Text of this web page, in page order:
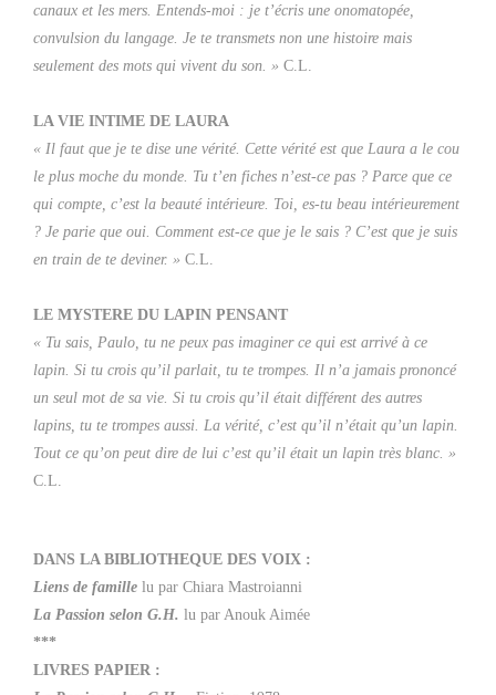
canaux et les mers. Entends-moi : je t’écris une onomatopée,
convulsion du langage. Je te transmets non une histoire mais
seulement des mots qui vivent du son. » C.L.
LA VIE INTIME DE LAURA
« Il faut que je te dise une vérité. Cette vérité est que Laura a le cou
le plus moche du monde. Tu t’en fiches n’est-ce pas ? Parce que ce
qui compte, c’est la beauté intérieure. Toi, es-tu beau intérieurement
? Je parie que oui. Comment est-ce que je le sais ? C’est que je suis
en train de te deviner. » C.L.
LE MYSTERE DU LAPIN PENSANT
« Tu sais, Paulo, tu ne peux pas imaginer ce qui est arrivé à ce
lapin. Si tu crois qu’il parlait, tu te trompes. Il n’a jamais prononcé
un seul mot de sa vie. Si tu crois qu’il était différent des autres
lapins, tu te trompes aussi. La vérité, c’est qu’il n’était qu’un lapin.
Tout ce qu’on peut dire de lui c’est qu’il était un lapin très blanc. »
C.L.
DANS LA BIBLIOTHEQUE DES VOIX :
Liens de famille lu par Chiara Mastroianni
La Passion selon G.H. lu par Anouk Aimée
***
LIVRES PAPIER :